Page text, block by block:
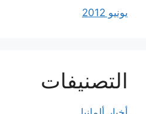
يونيو 2012
التصنيفات